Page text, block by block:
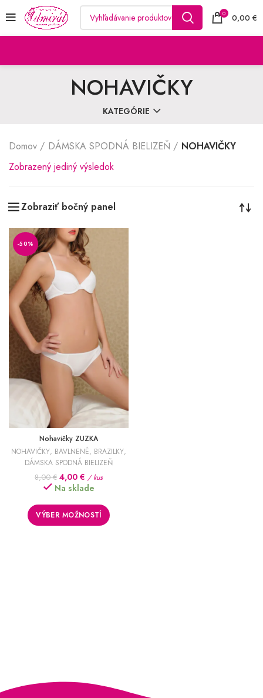
0 0,00 €
NOHAVIČKY
KATEGÓRIE
Domov DÁMSKA SPODNÁ BIELIZEŇ
NOHAVIČKY
Zobrazený jediný výsledok
Zobraziť bočný panel
-50%
Nohavičky ZUZKA
NOHAVIČKY, BAVLNENÉ, BRAZILKY,
DÁMSKA SPODNÁ BIELIZEŇ
8,00€ Pôvodná
cena
8,00 €.
4,00 € Aktuálna
cena
4,00 €.
/ kus
Na sklade
VÝBER MOŽNOSTÍ